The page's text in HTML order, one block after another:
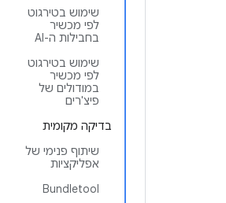
שימוש בטירגוט
לפי מכשיר
בחבילות ה-AI
שימוש בטירגוט
לפי מכשיר
במודולים של
פיצ'רים
בדיקה מקומית
שיתוף פנימי של
אפליקציות
Bundletool